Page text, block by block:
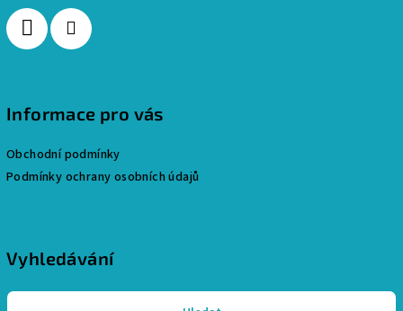
Informace pro vás
Obchodní podmínky
Podmínky ochrany osobních údajů
Vyhledávání